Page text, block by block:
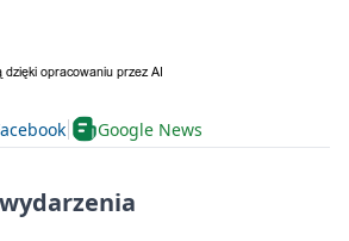
Google News